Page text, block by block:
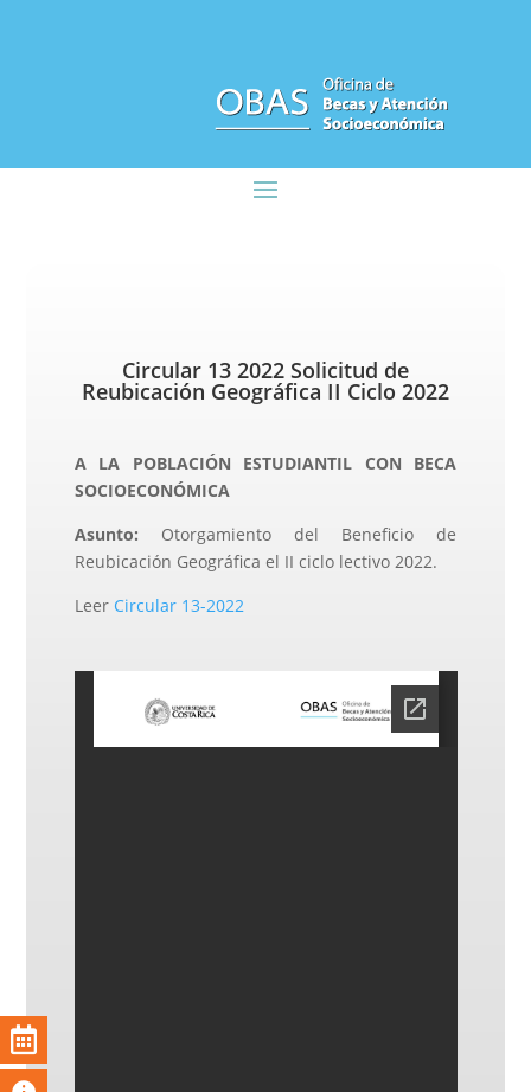
Circular 13 2022 Solicitud de
Reubicación Geográfica II Ciclo 2022
A LA POBLACIÓN ESTUDIANTIL CON BECA
SOCIOECONÓMICA
Asunto: Otorgamiento del Beneficio de
Reubicación Geográfica el II ciclo lectivo 2022.
LeerCircular 13-2022